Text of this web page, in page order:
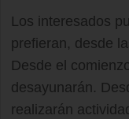
Los interesados
prefieran, desde
Desde el
desayunarán.
realizarán